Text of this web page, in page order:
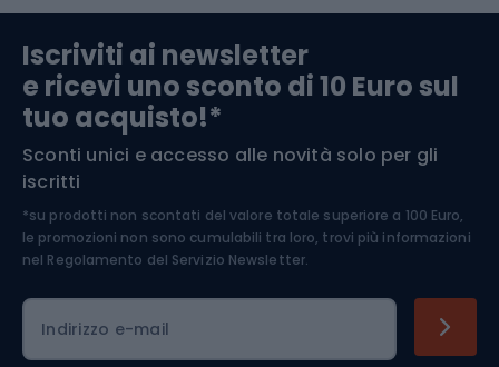
Abbigliamento da escursionismo
Componenti per biciclette
Arrampicata
Medicina dello sport
Abbigliamento ciclistico
Iscriviti ai newsletter
e ricevi uno sconto di 10 Euro sul
tuo acquisto!*
Sconti unici e accesso alle novità solo per gli
iscritti
*su prodotti non scontati del valore totale superiore a 100 Euro,
le promozioni non sono cumulabili tra loro, trovi più informazioni
nel Regolamento del Servizio Newsletter.
Indirizzo e-mail